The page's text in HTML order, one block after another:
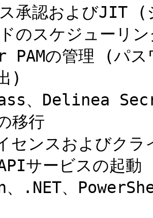
承認およびJIT (
のスケジューリン
の管理 (パス
)
、Delinea
移行
センスおよびクラ
サービスの起動
.NET、